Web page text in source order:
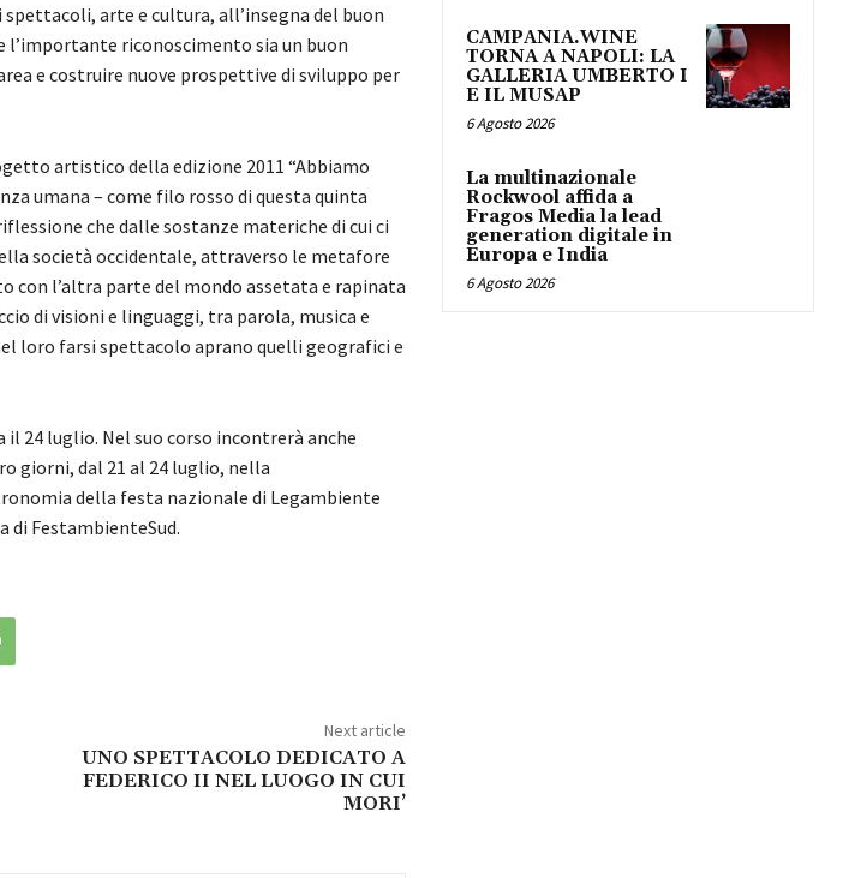
arte e cultura, all’insegna del buon
l’importante riconoscimento sia un buon
e costruire nuove prospettive di sviluppo per
artistico della edizione 2011 “Abbiamo
umana – come filo rosso di questa quinta
che dalle sostanze materiche di cui ci
società occidentale, attraverso le metafore
con l’altra parte del mondo assetata e rapinata
di visioni e linguaggi, tra parola, musica e
loro farsi spettacolo aprano quelli geografici e
24 luglio. Nel suo corso incontrerà anche
giorni, dal 21 al 24 luglio, nella
della festa nazionale di Legambiente
di FestambienteSud.
Next article
UNO SPETTACOLO DEDICATO A
FEDERICO II NEL LUOGO IN CUI
MORI’
CAMPANIA.WINE
TORNA A NAPOLI: LA
GALLERIA UMBERTO I
E IL MUSAP
6 Agosto 2026
La multinazionale
Rockwool affida a
Fragos Media la lead
generation digitale in
Europa e India
6 Agosto 2026